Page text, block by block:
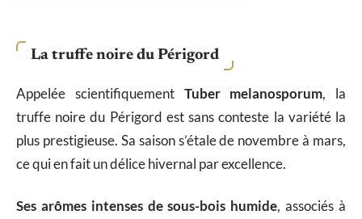
La truffe noire du Périgord
Appelée scientifiquement Tuber melanosporum, la
truffe noire du Périgord est sans conteste la variété la
plus prestigieuse. Sa saison s’étale de novembre à mars,
ce qui en fait un délice hivernal par excellence.
Ses arômes intenses de sous-bois humide, associés à